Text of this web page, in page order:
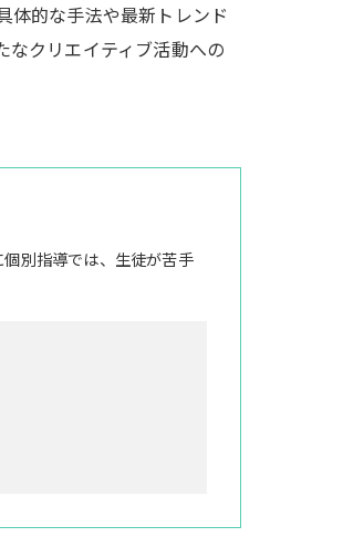
体的な手法や最新トレンド
なクリエイティブ活動への
別指導では、生徒が苦手